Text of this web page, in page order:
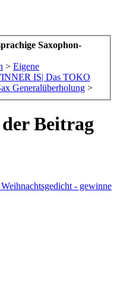
Saxophon-
> Eigene
IS| Das TOKO
Generalüberholung >
Beitrag
- gewinne